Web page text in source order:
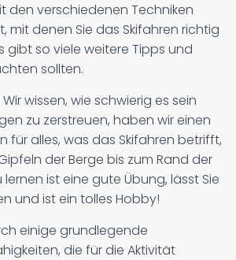
den verschiedenen Techniken
mit denen Sie das Skifahren richtig
gibt so viele weitere Tipps und
sollten.
wissen, wie schwierig es sein
zu zerstreuen, haben wir einen
für alles, was das Skifahren betrifft,
der Berge bis zum Rand der
lernen ist eine gute Übung, lässt Sie
und ist ein tolles Hobby!
einige grundlegende
die für die Aktivität